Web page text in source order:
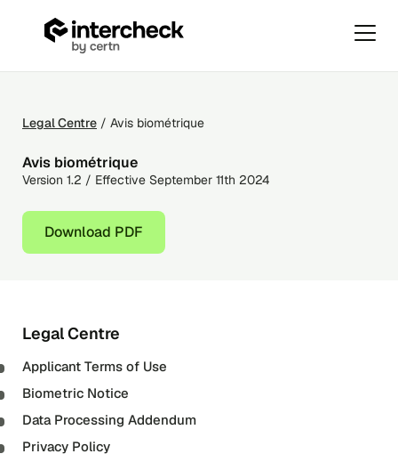
contentLegal Centre / Avis biométrique
Avis biométrique
Version 1.2 / Effective September 11th 2024
Download PDF
Legal Centre
Applicant Terms of Use
Biometric Notice
Data Processing Addendum
Privacy Policy